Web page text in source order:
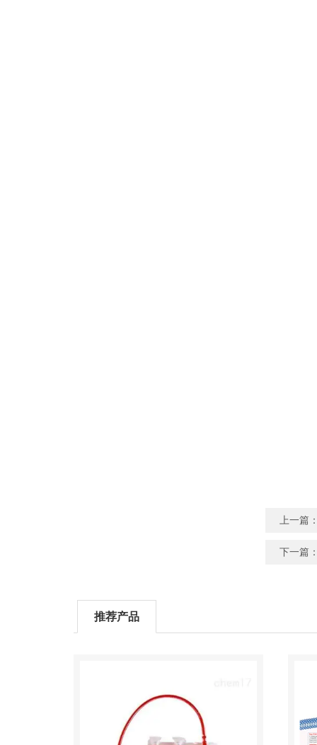
上一篇
下一篇
推荐产品